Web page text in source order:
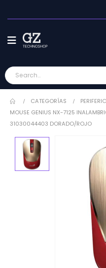
CATEGORÍAS
MOUSE GENIUS NX-7125
31030044403 DORADO/ROJO